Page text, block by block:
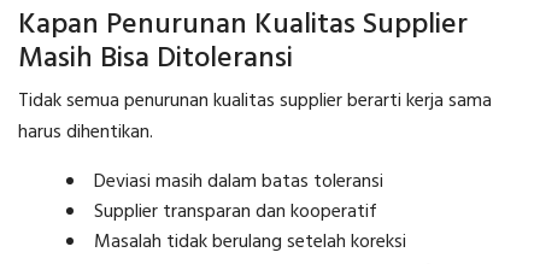
Kapan Penurunan Kualitas Supplier
Masih Bisa Ditoleransi
Tidak semua penurunan kualitas supplier berarti kerja sama
harus dihentikan.
Deviasi masih dalam batas toleransi
Supplier transparan dan kooperatif
Masalah tidak berulang setelah koreksi